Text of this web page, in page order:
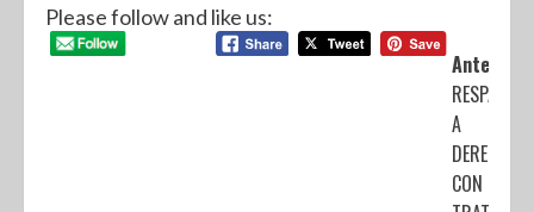
Please follow and like us:
Anterior:
RESPALDA
A
CON